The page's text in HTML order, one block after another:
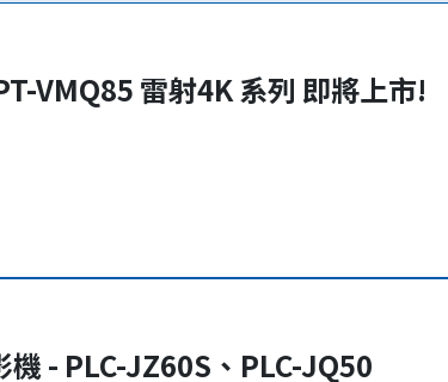
VMQ85 雷射4K 系列 即將上市!
- PLC-JZ60S、PLC-JQ50